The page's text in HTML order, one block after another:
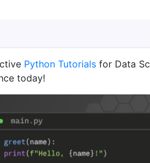
Python Tutorials for Data
today!